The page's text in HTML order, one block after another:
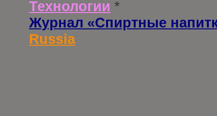
Технологии *
Журнал «Спиртные
Russia